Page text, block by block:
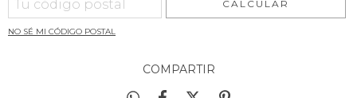
CALCULAR
NO SÉ MI CÓDIGO POSTAL
COMPARTIR